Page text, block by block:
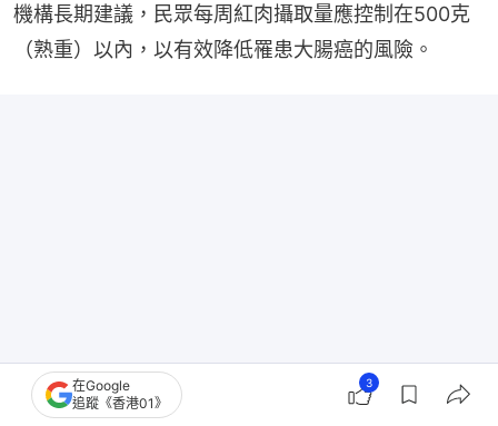
機構長期建議，民眾每周紅肉攝取量應控制在500克
（熟重）以內，以有效降低罹患大腸癌的風險。
在Google
追蹤《香港01》
3